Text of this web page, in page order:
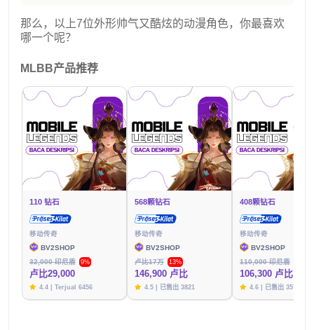
那么，以上7位外形帅气又酷炫的动漫角色，你最喜欢
哪一个呢？
MLBB产品推荐
110 钻石
移动传奇
BV2SHOP
32,000 印尼盾
9%
卢比29,000
4.4 | Terjual 6456
568颗钻石
移动传奇
BV2SHOP
卢比17万
13%
146,900 卢比
4.5 | 已售出 3821
408颗钻石
移动传奇
BV2SHOP
110,000 印尼盾
106,300 卢比
4.6 | 已售出 3576